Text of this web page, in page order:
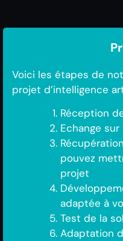
Voici les étapes de
projet d’intelligence
Réception
Echange
pouvez
projet
adaptée à
Test de la
Adaptation